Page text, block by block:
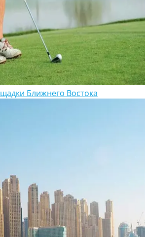
Ближнего Востока